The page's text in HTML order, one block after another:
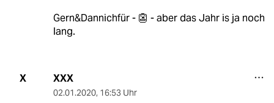
Gern&Dannichfür - 👺 - aber das Jahr is ja noch
lang.
X XXX
02.01.2020, 16:53 Uhr